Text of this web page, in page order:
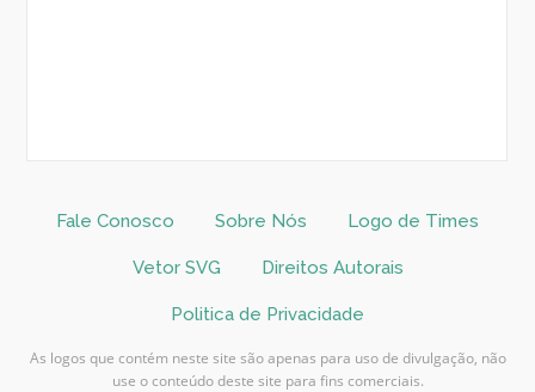
Fale Conosco Sobre Nós Logo de Times
Vetor SVG Direitos Autorais
Politica de Privacidade
As logos que contém neste site são apenas para uso de divulgação, não
use o conteúdo deste site para fins comerciais.